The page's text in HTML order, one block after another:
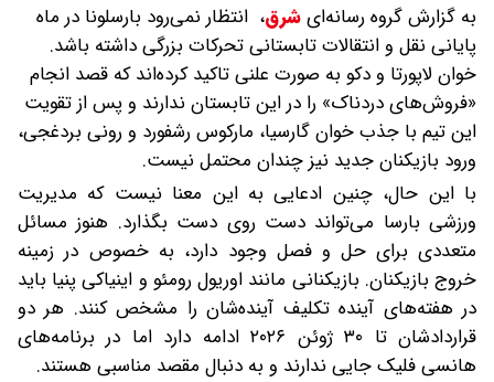
به گزارش گروه رسانه‌ایشرق، انتظار نمی‌رود بارسلونا در ماه
پایانی نقل‌ و انتقالات تابستانی تحرکات بزرگی داشته باشد.
خوان لاپورتا و دکو به‌ صورت علنی تاکید کرده‌اند که قصد انجام
«فروش‌های دردناک» را در این تابستان ندارند و پس از تقویت
این تیم با جذب خوان گارسیا، مارکوس رشفورد و رونی بردغجی،
ورود بازیکنان جدید نیز چندان محتمل نیست.
با این حال، چنین ادعایی به این معنا نیست که مدیریت
ورزشی بارسا می‌تواند دست روی دست بگذارد. هنوز مسائل
متعددی برای حل‌ و فصل وجود دارد، به‌ خصوص در زمینه
خروج بازیکنان. بازیکنانی مانند اوریول رومئو و اینیاکی پنیا باید
در هفته‌های آینده تکلیف آینده‌شان را مشخص کنند. هر دو
قراردادشان تا ۳۰ ژوئن ۲۰۲۶ ادامه دارد اما در برنامه‌های
هانسی فلیک جایی ندارند و به دنبال مقصد مناسبی هستند.